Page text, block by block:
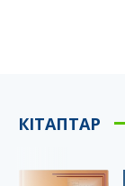
КІТАПТАР